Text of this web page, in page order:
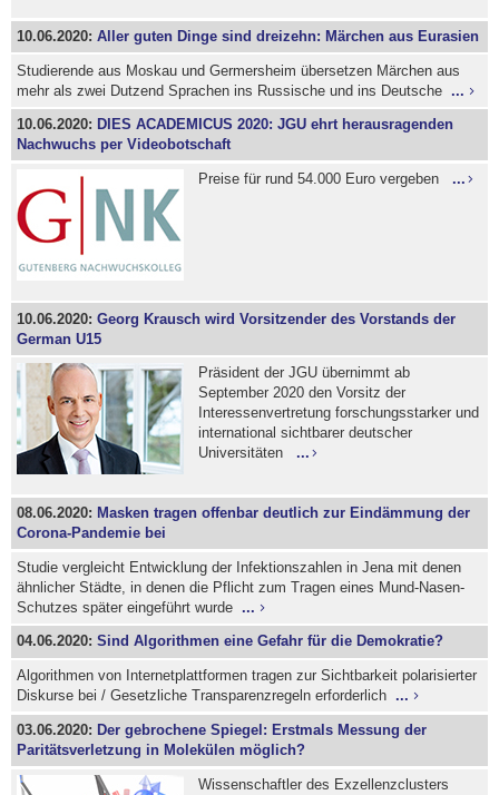
10.06.2020:Aller guten Dinge sind dreizehn: Märchen aus Eurasien
Studierende aus Moskau und Germersheim übersetzen Märchen aus
mehr als zwei Dutzend Sprachen ins Russische und ins Deutsche...
10.06.2020: DIES ACADEMICUS 2020: JGU ehrt herausragenden
Nachwuchs per Videobotschaft
Preise für rund 54.000 Euro vergeben ...
10.06.2020:Georg Krausch wird Vorsitzender des Vorstands der
German U15
Präsident der JGU übernimmt ab
September 2020 den Vorsitz der
Interessenvertretung forschungsstarker und
international sichtbarer deutscher
Universitäten ...
08.06.2020: Masken tragen offenbar deutlich zur Eindämmung der
Corona-Pandemie bei
Studie vergleicht Entwicklung der Infektionszahlen in Jena mit denen
ähnlicher Städte, in denen die Pflicht zum Tragen eines Mund-Nasen-
Schutzes später eingeführt wurde...
04.06.2020:Sind Algorithmen eine Gefahr für die Demokratie?
Algorithmen von Internetplattformen tragen zur Sichtbarkeit polarisierter
Diskurse bei / Gesetzliche Transparenzregeln erforderlich...
03.06.2020: Der gebrochene Spiegel: Erstmals Messung der
Paritätsverletzung in Molekülen möglich?
Wissenschaftler des Exzellenzclusters